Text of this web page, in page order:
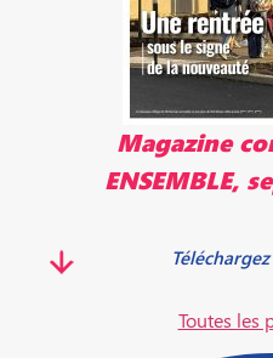
Magazine
Toutes les